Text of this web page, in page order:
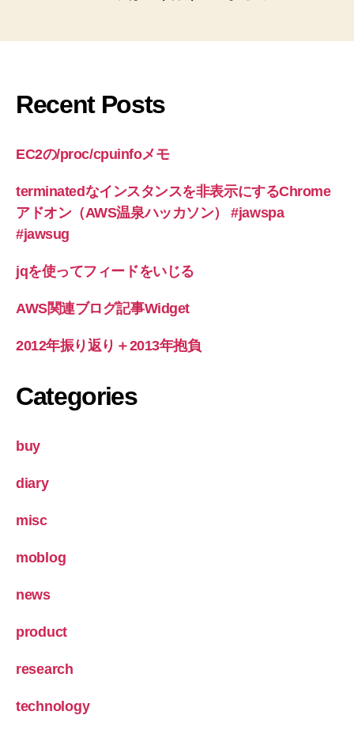
Recent Posts
EC2の/proc/cpuinfoメモ
terminatedなインスタンスを非表示にするChrome
アドオン（AWS温泉ハッカソン） #jawspa
#jawsug
jqを使ってフィードをいじる
AWS関連ブログ記事Widget
2012年振り返り＋2013年抱負
Categories
buy
diary
misc
moblog
news
product
research
technology